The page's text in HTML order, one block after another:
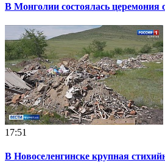
В Монголии состоялась церемония
17:51
В Новоселенгинске крупная